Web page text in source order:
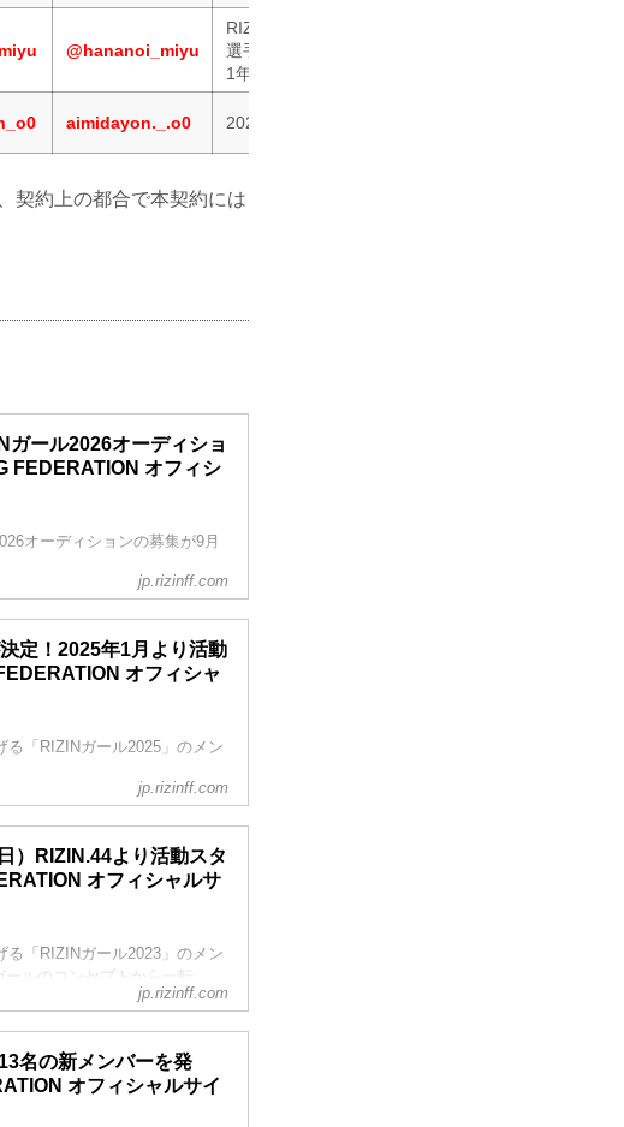
@hananoi_miyu
RIZINガール2025から継続させて頂行くことになり
選手たちの熱い戦いに恥じないよう、RIZINガール
1年を通して成長した姿を見せられるように頑張る
aimidayon._.o0 2026年度もRIZINを全力で盛り上げます！
契約上の都合で本契約には
ガール2026オーディショ
FEDERATION オフィシ
オーディションの募集が9月
いたい方は是非、RIZINガール
間
査 書類審査
jp.rizinff.com
定！2025年1月より活動
オフィシャ
「RIZINガール2025」のメン
審査、そして最終審査を通過し
」を、みんなで応援しよう！
jp.rizinff.com
）RIZIN.44より活動スタ
オフィシャルサ
る「RIZINガール2023」のメン
ルのコンセプトから一転、
魅せる」に重点を置き選ばれ
ョンを通過したのは、なん
たまスーパーアリーナで開催
jp.rizinff.com
名の新メンバーを発
オフィシャルサイ